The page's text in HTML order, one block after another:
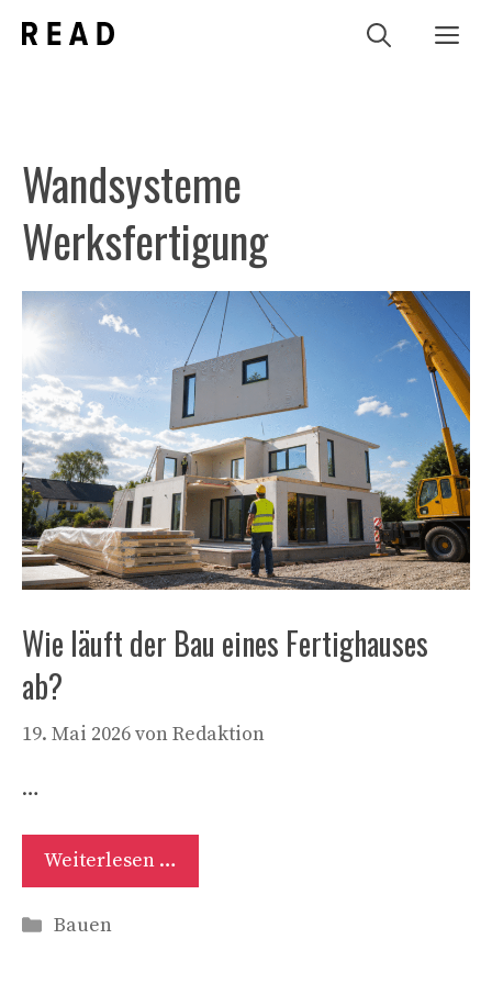
Inhalt
Wandsysteme
Werksfertigung
Wie läuft der Bau eines Fertighauses
ab?
19. Mai 2026vonRedaktion
…
Weiterlesen …
Kategorien
Bauen